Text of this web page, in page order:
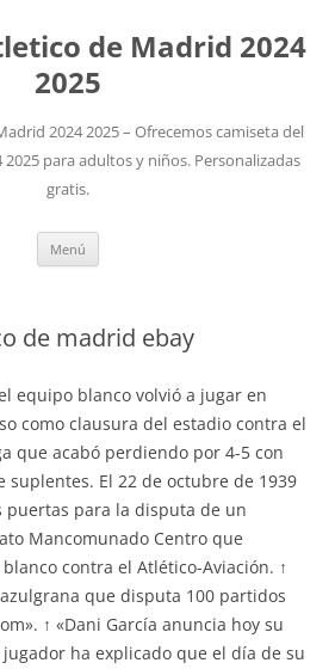
de Madrid 2024
2025
2024 2025 – Ofrecemos camiseta del
para adultos y niños. Personalizadas
gratis.
Menú
de madrid ebay
equipo blanco volvió a jugar en
como clausura del estadio contra el
que acabó perdiendo por 4-5 con
suplentes. El 22 de octubre de 1939
puertas para la disputa de un
Mancomunado Centro que
contra el Atlético-Aviación. ↑
que disputa 100 partidos
↑ «Dani García anuncia hoy su
ha explicado que el día de su